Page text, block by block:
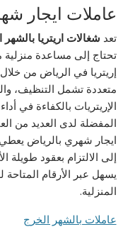
عاملات ايجار
تعد شغالات اريتريا بالشهر
تحتاج إلى مساعدة منزلية
إريتريا في الرياض من
متعددة تشمل التنظيف،
الإريتريات بالكفاءة في
المفضلة لدى العديد من
ايجار شهري بالرياض
إلى الالتزام بعقود طويلة
يسهل عبر الأرقام
المنزلية.
عاملات بالشهر الخرج